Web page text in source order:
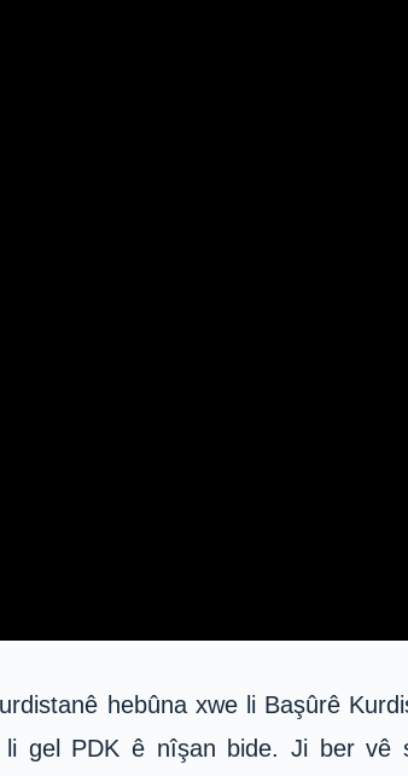
hebûna xwe li Başûrê
gel PDK ê nîşan bide. Ji ber vê